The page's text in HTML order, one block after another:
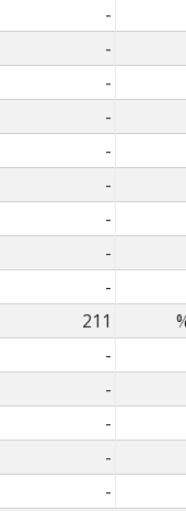
-
-
-
-
-
-
-
-
-
211
-
-
-
-
-